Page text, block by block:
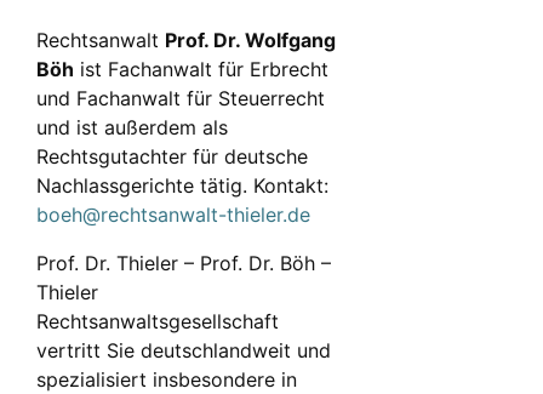
Rechtsanwalt Prof. Dr. Wolfgang
Böh ist Fachanwalt für Erbrecht
und Fachanwalt für Steuerrecht
und ist außerdem als
Rechtsgutachter für deutsche
Nachlassgerichte tätig. Kontakt:
boeh@rechtsanwalt-thieler.de
Prof. Dr. Thieler – Prof. Dr. Böh –
Thieler
Rechtsanwaltsgesellschaft
vertritt Sie deutschlandweit und
spezialisiert insbesondere in